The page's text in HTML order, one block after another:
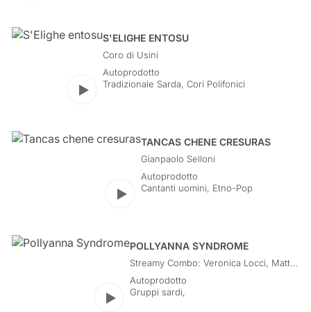
Play
S'ELIGHE ENTOSU
Coro di Usini
Autoprodotto
Tradizionale Sarda,Cori Polifonici
Play
TANCAS CHENE CRESURAS
Gianpaolo Selloni
Autoprodotto
Cantanti uomini, Etno-Pop
Play
POLLYANNA SYNDROME
Streamy Combo: Veronica Locci, Mattia
Murtas
Autoprodotto
Gruppi sardi,